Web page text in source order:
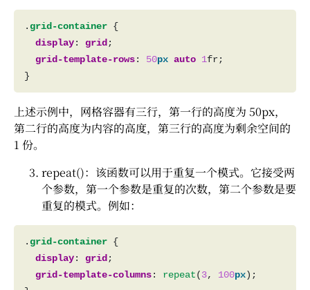
.grid-container
display: grid
grid-template-rows: 50px auto 1
上述示例中，网格容器有三行，第一行的高度为 50px，
第二行的高度为内容的高度，第三行的高度为剩余空间的
1 份。
repeat()：该函数可以用于重复一个模式。它接受两
个参数，第一个参数是重复的次数，第二个参数是要
重复的模式。例如：
.grid-container
display: grid
grid-template-columns: repeat(3, 100px